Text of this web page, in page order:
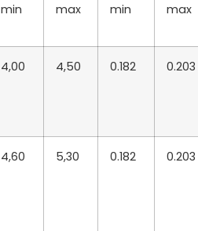
min max min max
4,00 4,50 0.182 0.203
4,60 5,30 0.182 0.203